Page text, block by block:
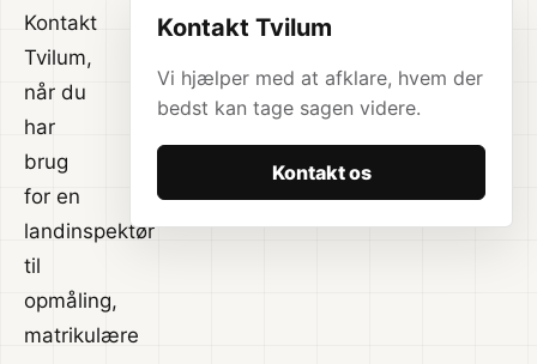
Kontakt
Tvilum,
når du
har
brug
for en
landinspektør
til
opmåling,
matrikulære
Kontakt Tvilum
Vi hjælper med at afklare, hvem der
bedst kan tage sagen videre.
Kontakt os